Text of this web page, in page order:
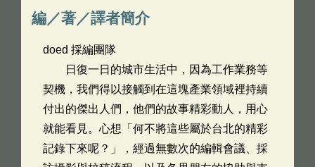
編／著／譯者簡介
doed 採編團隊
日復一日的城市生活中，因為工作業務等
契機，我們得以接觸到在這塊產業領域裡持續
付出的傑出人們，他們的故事精彩動人，用心
就能看見。心想「何不將這些屬於台北的精彩
記錄下來呢？」，經過無數次的編輯會議、採